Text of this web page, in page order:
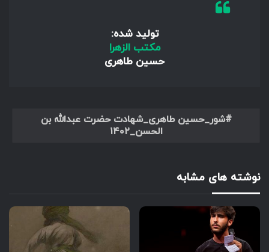
تولید شده:
مکتب الزهرا
حسین طاهری
شور_حسین طاهری_شهادت حضرت عبدالله بن
الحسن_۱۴۰۲
نوشته های مشابه